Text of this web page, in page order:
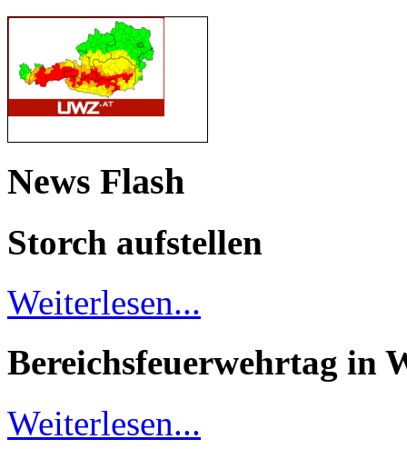
News Flash
Storch aufstellen
Weiterlesen...
Bereichsfeuerwehrtag in
Weiterlesen...